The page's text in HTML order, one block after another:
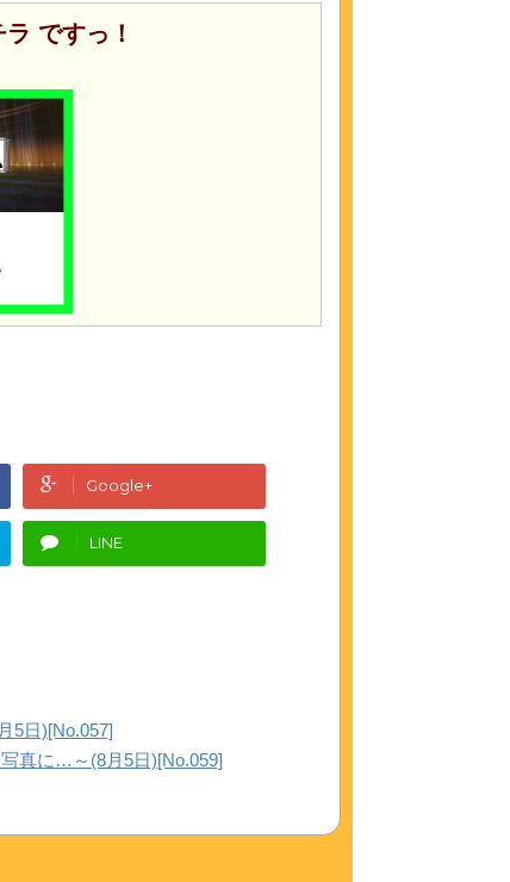
ですっ！
Google+
LINE
5日)[No.057]
真に…～(8月5日)[No.059]